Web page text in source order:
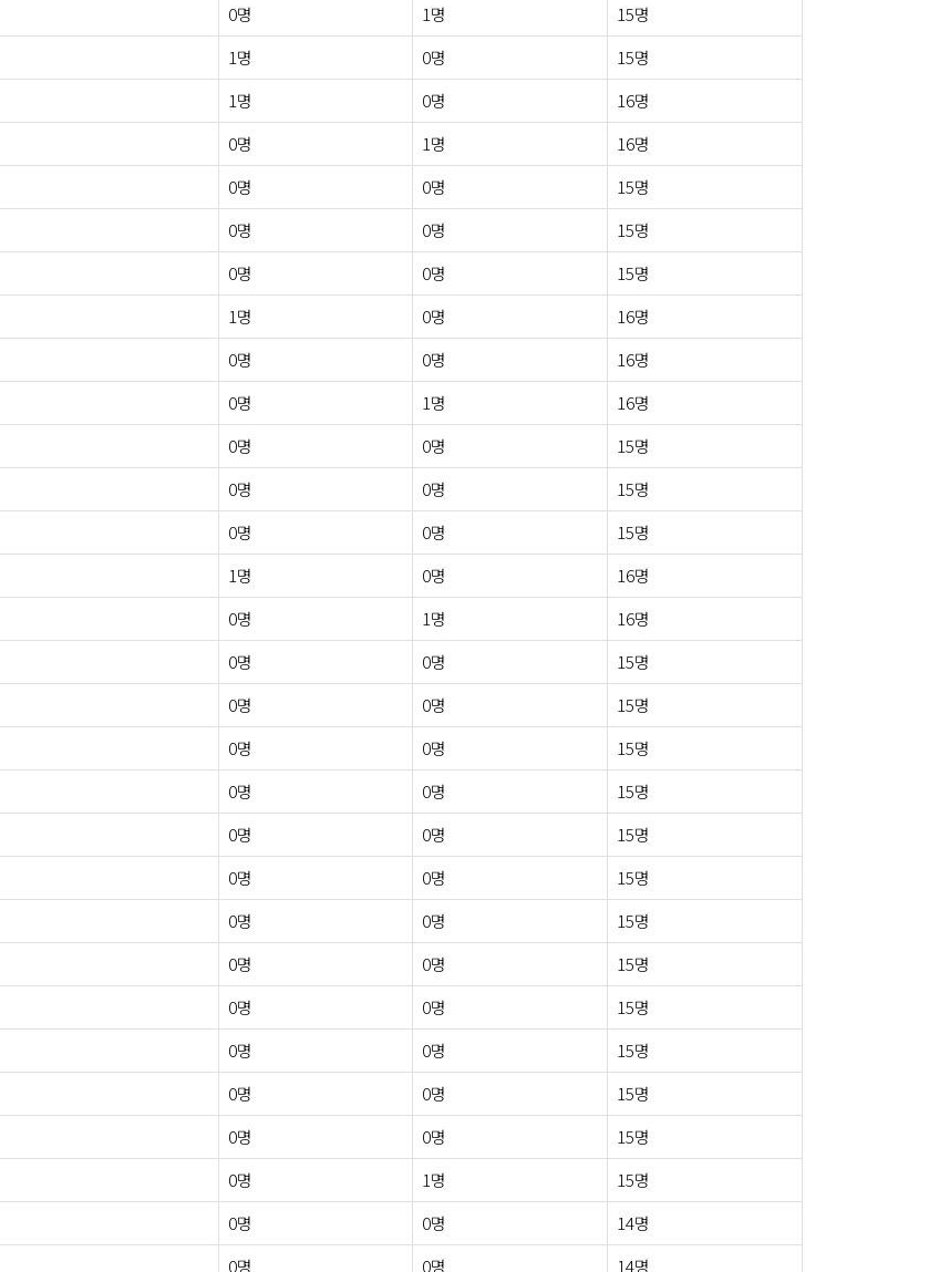
0명 1명
15명
1명 0명
15명
1명 0명
16명
0명 1명
16명
0명 0명
15명
0명 0명
15명
0명 0명
15명
1명 0명
16명
0명 0명
16명
0명 1명
16명
0명 0명
15명
0명 0명
15명
0명 0명
15명
1명 0명
16명
0명 1명
16명
0명 0명
15명
0명 0명
15명
0명 0명
15명
0명 0명
15명
0명 0명
15명
0명 0명
15명
0명 0명
15명
0명 0명
15명
0명 0명
15명
0명 0명
15명
0명 0명
15명
0명 0명
15명
0명 1명
15명
0명 0명
14명
0명 0명 14명